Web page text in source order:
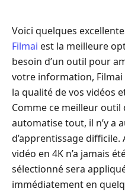
Voici quelques
Filmai est la meilleure
besoin d’un outil pour
votre information,
la qualité de vos vidéos
Comme ce meilleur outil
automatise tout, il n’y a
d’apprentissage difficile.
vidéo en 4K n’a jamais
sélectionné sera
immédiatement en